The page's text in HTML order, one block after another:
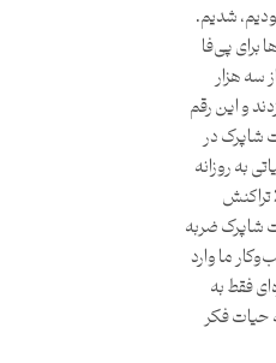
شدیم.
برای پی‌فا
سه هزار
و این رقم
شاپرک در
به روزانه
کمتر از 200 تراکنش
شاپرک ضربه
ما وارد
فقط به
حیات فکر